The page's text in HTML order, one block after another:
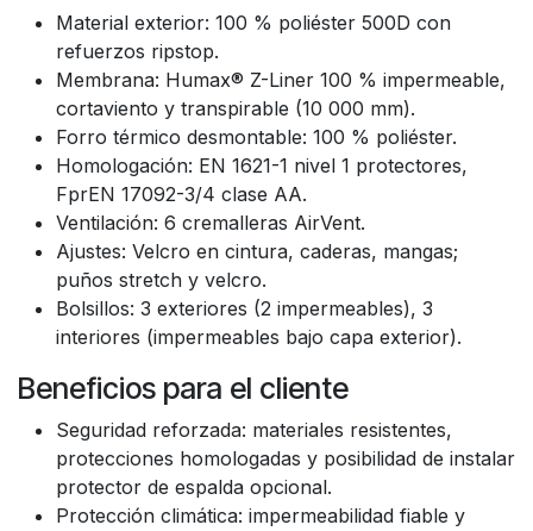
Material exterior: 100 % poliéster 500D con
refuerzos ripstop.
Membrana: Humax® Z-Liner 100 % impermeable,
cortaviento y transpirable (10 000 mm).
Forro térmico desmontable: 100 % poliéster.
Homologación: EN 1621-1 nivel 1 protectores,
FprEN 17092-3/4 clase AA.
Ventilación: 6 cremalleras AirVent.
Ajustes: Velcro en cintura, caderas, mangas;
puños stretch y velcro.
Bolsillos: 3 exteriores (2 impermeables), 3
interiores (impermeables bajo capa exterior).
Beneficios para el cliente
Seguridad reforzada: materiales resistentes,
protecciones homologadas y posibilidad de instalar
protector de espalda opcional.
Protección climática: impermeabilidad fiable y